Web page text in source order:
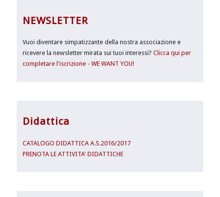
NEWSLETTER
Vuoi diventare simpatizzante della nostra associazione e
ricevere la newsletter mirata sui tuoi interessi?Clicca qui per
completare l'iscrizione - WE WANT YOU!
Didattica
CATALOGO DIDATTICA A.S.2016/2017
PRENOTA LE ATTIVITA' DIDATTICHE